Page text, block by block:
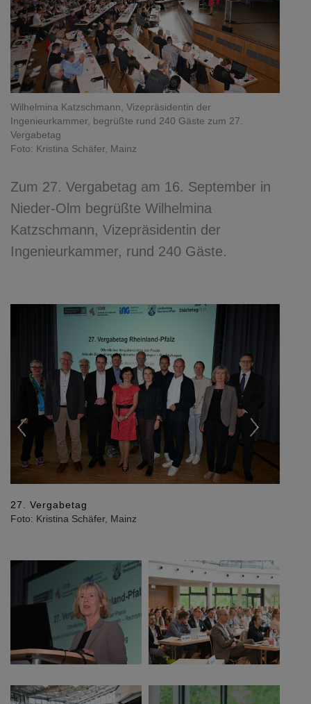
Wilhelmina Katzschmann, Vizepräsidentin der
Ingenieurkammer, begrüßte rund 240 Gäste zum 27.
Vergabetag
Foto: Kristina Schäfer, Mainz
Zum 27. Vergabetag am 16. September in
Nieder-Olm begrüßte Wilhelmina
Katzschmann, Vizepräsidentin der
Ingenieurkammer, rund 240 Gäste.
27. Vergabetag
Foto: Kristina Schäfer, Mainz
Previous